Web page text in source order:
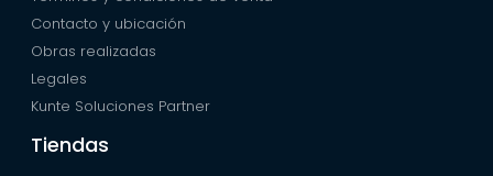
Contacto y ubicación
Obras realizadas
Legales
Kunte Soluciones Partner
Tiendas